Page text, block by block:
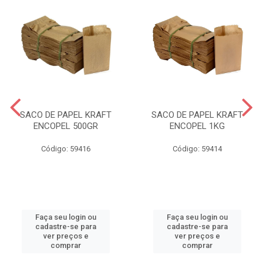
SACO DE PAPEL KRAFT
ENCOPEL 500GR
Código: 59416
Faça seu login ou
cadastre-se para
ver preços e
comprar
SACO DE PAPEL KRAFT
ENCOPEL 1KG
Código: 59414
Faça seu login ou
cadastre-se para
ver preços e
comprar